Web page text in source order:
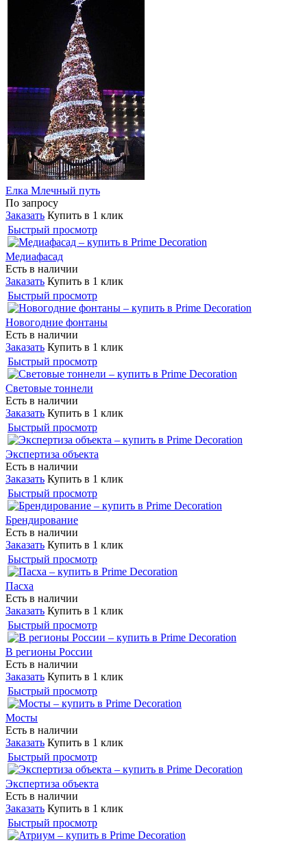
Елка Млечный путь
По запросу
Заказать Купить в 1 клик
Быстрый просмотр
Медиафасад
Есть в наличии
Заказать Купить в 1 клик
Быстрый просмотр
Новогодние фонтаны
Есть в наличии
Заказать Купить в 1 клик
Быстрый просмотр
Световые тоннели
Есть в наличии
Заказать Купить в 1 клик
Быстрый просмотр
Экспертиза объекта
Есть в наличии
Заказать Купить в 1 клик
Быстрый просмотр
Брендирование
Есть в наличии
Заказать Купить в 1 клик
Быстрый просмотр
Пасха
Есть в наличии
Заказать Купить в 1 клик
Быстрый просмотр
В регионы России
Есть в наличии
Заказать Купить в 1 клик
Быстрый просмотр
Мосты
Есть в наличии
Заказать Купить в 1 клик
Быстрый просмотр
Экспертиза объекта
Есть в наличии
Заказать Купить в 1 клик
Быстрый просмотр